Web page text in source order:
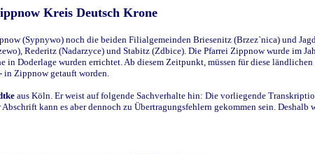
Kreis Deutsch Krone
(Sypnywo) noch die beiden Filialgemeinden Briesenitz (Brzez`nica) und
Rederitz (Nadarzyce) und Stabitz (Zdbice). Die Pfarrei Zippnow wurde im
Doderlage wurden errichtet. Ab diesem Zeitpunkt, müssen für diese
in Zippnow getauft worden.
aus Köln. Er weist auf folgende Sachverhalte hin: Die vorliegende
kann es aber dennoch zu Übertragungsfehlern gekommen sein. Deshalb